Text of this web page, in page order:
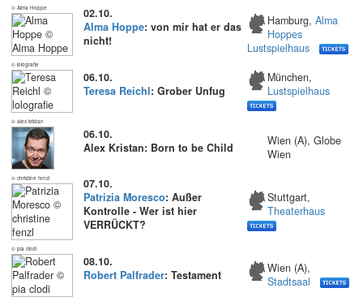
© Alma Hoppe
02.10.
Alma Hoppe: von mir hat er das
nicht!
Hamburg, Alma
Hoppes
Lustspielhaus
© lolografie
06.10.
Teresa Reichl: Grober Unfug
München,
Lustspielhaus
© alex kristan
06.10.
Alex Kristan: Born to be Child
Wien (A), Globe
Wien
© christine fenzl
07.10.
Patrizia Moresco: Außer
Kontrolle - Wer ist hier
VERRÜCKT?
Stuttgart,
Theaterhaus
© pia clodi
08.10.
Robert Palfrader: Testament
Wien (A),
Stadtsaal